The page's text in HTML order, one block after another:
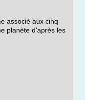
associé aux cinq
planète d'après les